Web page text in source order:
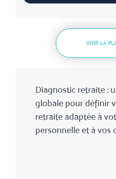
VOIR LA
Diagnostic retraite :
globale pour définir
retraite adaptée à
personnelle et à vos